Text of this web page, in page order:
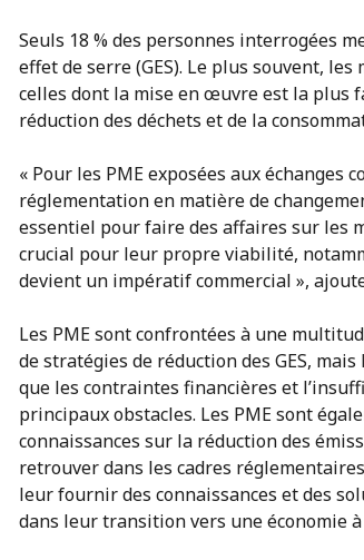
Seuls 18 % des personnes interrogées
effet de serre (GES). Le plus souvent, les
celles dont la mise en œuvre est la plus
réduction des déchets et de la
« Pour les PME exposées aux échanges
réglementation en matière de
essentiel pour faire des affaires sur les
crucial pour leur propre viabilité,
devient un impératif commercial »,
Les PME sont confrontées à une
de stratégies de réduction des GES,
que les contraintes financières et
principaux obstacles. Les PME sont
connaissances sur la réduction des
retrouver dans les cadres
leur fournir des connaissances et des
dans leur transition vers une économie